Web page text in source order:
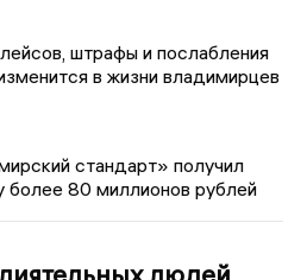
штрафы и послабления
в жизни владимирцев
стандарт» получил
более 80 миллионов рублей